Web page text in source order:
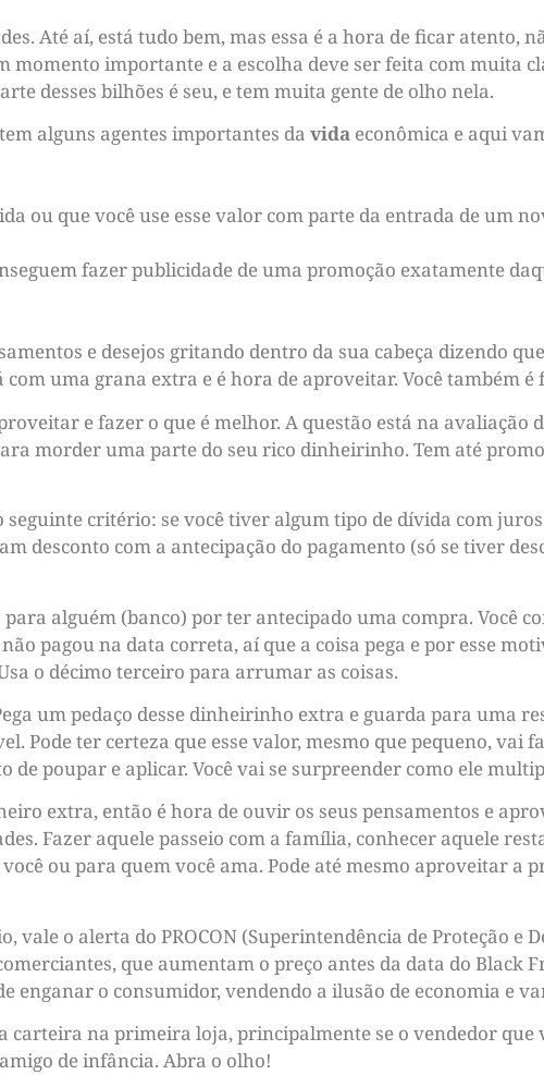
Até aí, está tudo bem, mas essa é a hora de ficar atento,
momento importante e a escolha deve ser feita com muita
desses bilhões é seu, e tem muita gente de olho nela.
alguns agentes importantes da vida econômica e aqui
ou que você use esse valor com parte da entrada de um
fazer publicidade de uma promoção exatamente
e desejos gritando dentro da sua cabeça dizendo
uma grana extra e é hora de aproveitar. Você também é
e fazer o que é melhor. A questão está na avaliação
morder uma parte do seu rico dinheirinho. Tem até
critério: se você tiver algum tipo de dívida com
desconto com a antecipação do pagamento (só se tiver
alguém (banco) por ter antecipado uma compra. Você
pagou na data correta, aí que a coisa pega e por esse
o décimo terceiro para arrumar as coisas.
um pedaço desse dinheirinho extra e guarda para uma
Pode ter certeza que esse valor, mesmo que pequeno, vai
poupar e aplicar. Você vai se surpreender como ele
extra, então é hora de ouvir os seus pensamentos e
Fazer aquele passeio com a família, conhecer aquele
ou para quem você ama. Pode até mesmo aproveitar a
o alerta do PROCON (Superintendência de Proteção e
que aumentam o preço antes da data do Black
enganar o consumidor, vendendo a ilusão de economia e
carteira na primeira loja, principalmente se o vendedor que
de infância. Abra o olho!